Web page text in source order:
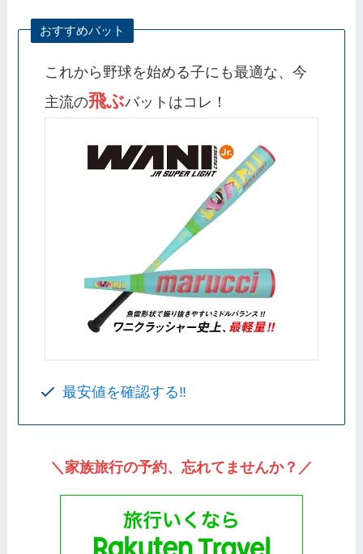
おすすめバット
これから野球を始める子にも最適な、今
主流の飛ぶバットはコレ！
最安値を確認する‼️
＼家族旅行の予約、忘れてませんか？／